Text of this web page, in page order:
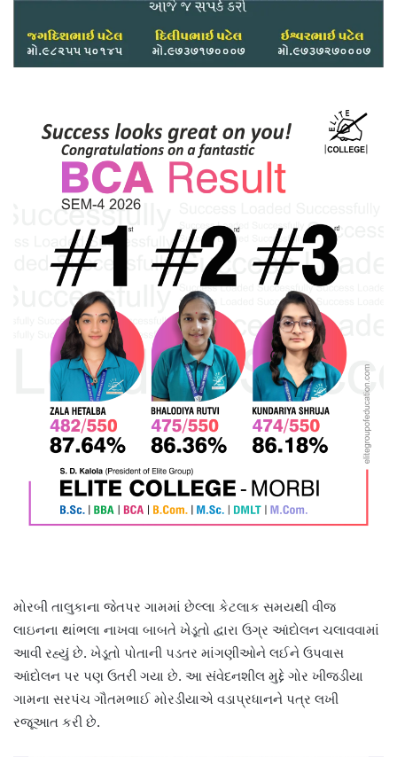
મોરબી તાલુકાના જેતપર ગામમાં છેલ્લા કેટલાક સમયથી વીજ
લાઇનના થાંભલા નાખવા બાબતે ખેડૂતો દ્વારા ઉગ્ર આંદોલન ચલાવવામાં
આવી રહ્યું છે. ખેડૂતો પોતાની પડતર માંગણીઓને લઈને ઉપવાસ
આંદોલન પર પણ ઉતરી ગયા છે. આ સંવેદનશીલ મુદ્દે ગોર ખીજડીયા
ગામના સરપંચ ગૌતમભાઈ મોરડીયાએ વડાપ્રધાનને પત્ર લખી
રજૂઆત કરી છે.